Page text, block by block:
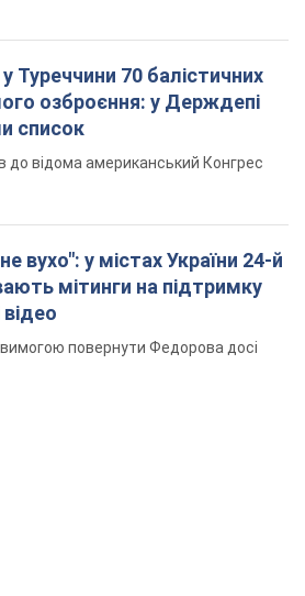
Туреччини 70 балістичних
озброєння: у Держдепі
список
відома американський Конгрес
вухо": у містах України 24-й
мітинги на підтримку
повернути Федорова досі